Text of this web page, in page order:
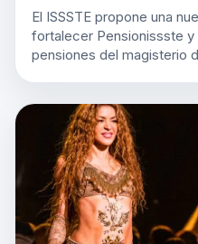
El ISSSTE propone una
fortalecer Pensionissste
pensiones del magisterio